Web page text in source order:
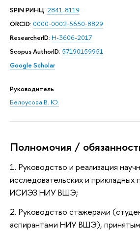
SPIN РИНЦ: 2841-8119
ORCID: 0000-0002-5650-8829
ResearcherID: H-3606-2017
Scopus AuthorID: 57190159951
Google Scholar
Руководитель
Белоусова В. Ю.
Полномочия /
1. Руководство и реализация
исследовательских и
ИСИЭЗ НИУ ВШЭ;
2. Руководство стажерами
аспирантами НИУ ВШЭ),